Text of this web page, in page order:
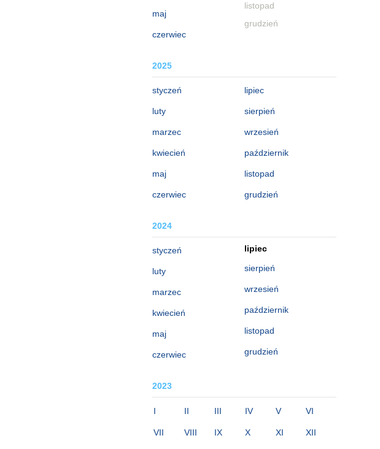
maj
czerwiec
listopad
grudzień
2025
styczeń
luty
marzec
kwiecień
maj
czerwiec
lipiec
sierpień
wrzesień
październik
listopad
grudzień
2024
styczeń
luty
marzec
kwiecień
maj
czerwiec
lipiec
sierpień
wrzesień
październik
listopad
grudzień
2023
I II III IV V VI
VII VIII IX X XI XII